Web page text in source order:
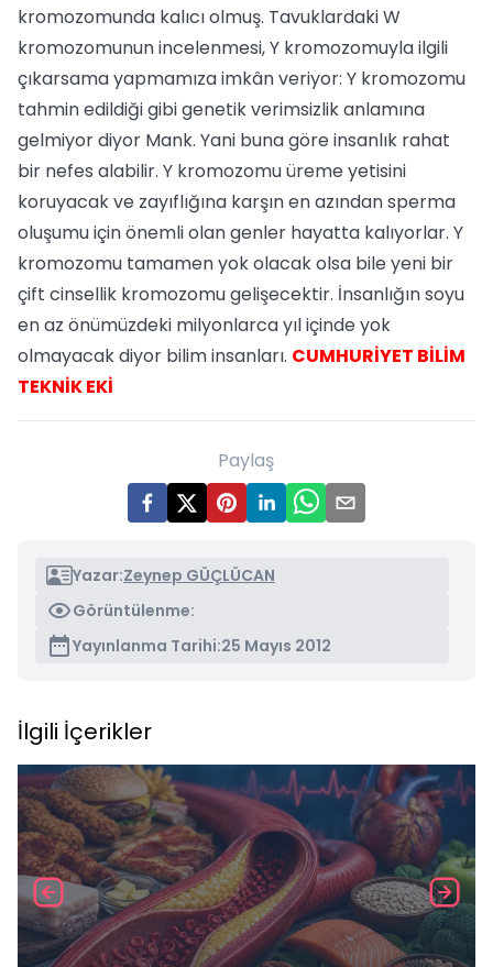
kromozomunda kalıcı olmuş. Tavuklardaki W
kromozomunun incelenmesi, Y kromozomuyla ilgili
çıkarsama yapmamıza imkân veriyor: Y kromozomu
tahmin edildiği gibi genetik verimsizlik anlamına
gelmiyor diyor Mank. Yani buna göre insanlık rahat
bir nefes alabilir. Y kromozomu üreme yetisini
koruyacak ve zayıflığına karşın en azından sperma
oluşumu için önemli olan genler hayatta kalıyorlar. Y
kromozomu tamamen yok olacak olsa bile yeni bir
çift cinsellik kromozomu gelişecektir. İnsanlığın soyu
en az önümüzdeki milyonlarca yıl içinde yok
olmayacak diyor bilim insanları. CUMHURİYET BİLİM
TEKNİK EKİ
Paylaş
Yazar:Zeynep GÜÇLÜCAN
Görüntülenme:
Yayınlanma Tarihi:25 Mayıs 2012
İlgili İçerikler